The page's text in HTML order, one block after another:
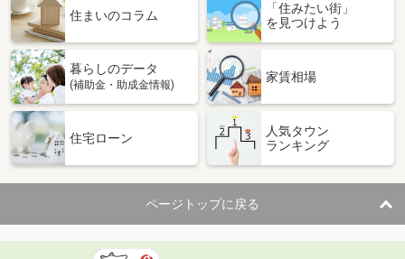
住まいのコラム
「住みたい街」
を見つけよう
暮らしのデータ
(補助金・助成金情報)
家賃相場
住宅ローン
人気タウン
ランキング
ページトップに戻る